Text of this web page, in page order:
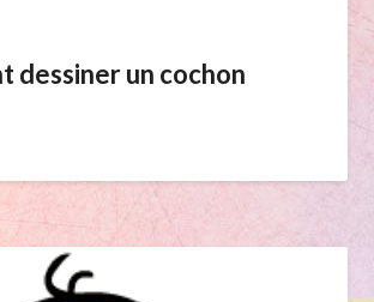
dessiner un cochon